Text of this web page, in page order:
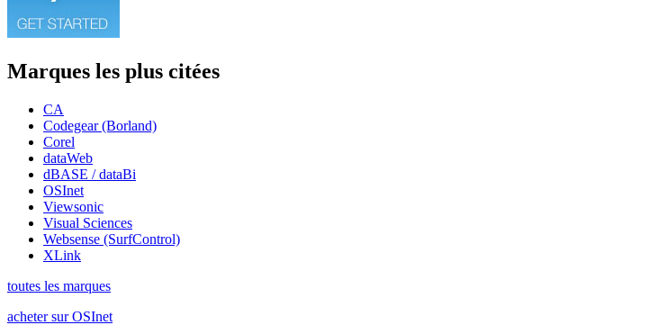
Marques les plus citées
CA
Codegear (Borland)
Corel
dataWeb
dBASE / dataBi
OSInet
Viewsonic
Visual Sciences
Websense (SurfControl)
XLink
toutes les marques
acheter sur OSInet